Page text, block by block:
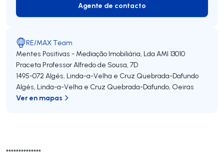
Agente de contacto
Agente de contacto
RE/MAX Team
Mentes Positivas - Mediação Imobiliária, Lda AMI 13010
Praceta Professor Alfredo de Sousa, 7D
1495-072Algés, Linda-a-Velha e Cruz Quebrada-Dafundo
Algés, Linda-a-Velha e Cruz Quebrada-Dafundo, Oeiras
Ver en mapas